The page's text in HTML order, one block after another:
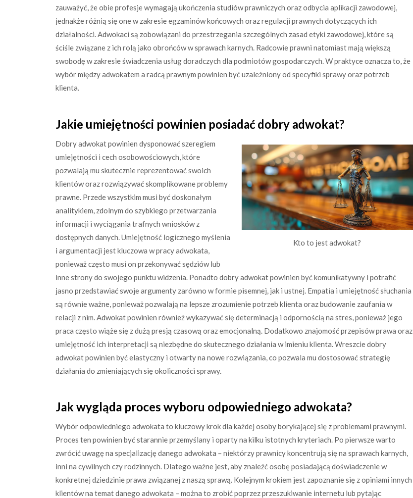
zauważyć, że obie profesje wymagają ukończenia studiów prawniczych oraz odbycia aplikacji zawodowej,
jednakże różnią się one w zakresie egzaminów końcowych oraz regulacji prawnych dotyczących ich
działalności. Adwokaci są zobowiązani do przestrzegania szczególnych zasad etyki zawodowej, które są
ściśle związane z ich rolą jako obrońców w sprawach karnych. Radcowie prawni natomiast mają większą
swobodę w zakresie świadczenia usług doradczych dla podmiotów gospodarczych. W praktyce oznacza to, że
wybór między adwokatem a radcą prawnym powinien być uzależniony od specyfiki sprawy oraz potrzeb
klienta.
Jakie umiejętności powinien posiadać dobry adwokat?
Kto to jest adwokat?
Dobry adwokat powinien dysponować szeregiem
umiejętności i cech osobowościowych, które
pozwalają mu skutecznie reprezentować swoich
klientów oraz rozwiązywać skomplikowane problemy
prawne. Przede wszystkim musi być doskonałym
analitykiem, zdolnym do szybkiego przetwarzania
informacji i wyciągania trafnych wniosków z
dostępnych danych. Umiejętność logicznego myślenia
i argumentacji jest kluczowa w pracy adwokata,
ponieważ często musi on przekonywać sędziów lub
inne strony do swojego punktu widzenia. Ponadto dobry adwokat powinien być komunikatywny i potrafić
jasno przedstawiać swoje argumenty zarówno w formie pisemnej, jak i ustnej. Empatia i umiejętność słuchania
są równie ważne, ponieważ pozwalają na lepsze zrozumienie potrzeb klienta oraz budowanie zaufania w
relacji z nim. Adwokat powinien również wykazywać się determinacją i odpornością na stres, ponieważ jego
praca często wiąże się z dużą presją czasową oraz emocjonalną. Dodatkowo znajomość przepisów prawa oraz
umiejętność ich interpretacji są niezbędne do skutecznego działania w imieniu klienta. Wreszcie dobry
adwokat powinien być elastyczny i otwarty na nowe rozwiązania, co pozwala mu dostosować strategię
działania do zmieniających się okoliczności sprawy.
Jak wygląda proces wyboru odpowiedniego adwokata?
Wybór odpowiedniego adwokata to kluczowy krok dla każdej osoby borykającej się z problemami prawnymi.
Proces ten powinien być starannie przemyślany i oparty na kilku istotnych kryteriach. Po pierwsze warto
zwrócić uwagę na specjalizację danego adwokata – niektórzy prawnicy koncentrują się na sprawach karnych,
inni na cywilnych czy rodzinnych. Dlatego ważne jest, aby znaleźć osobę posiadającą doświadczenie w
konkretnej dziedzinie prawa związanej z naszą sprawą. Kolejnym krokiem jest zapoznanie się z opiniami innych
klientów na temat danego adwokata – można to zrobić poprzez przeszukiwanie internetu lub pytając